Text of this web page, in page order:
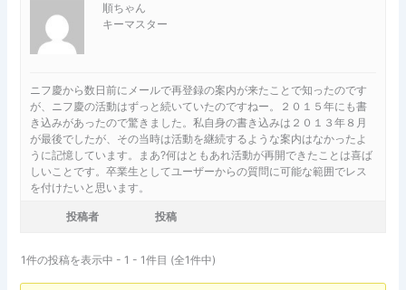
順ちゃん
キーマスター
ニフ慶から数日前にメールで再登録の案内が来たことで知ったのです
が、ニフ慶の活動はずっと続いていたのですねー。２０１５年にも書
き込みがあったので驚きました。私自身の書き込みは２０１３年８月
が最後でしたが、その当時は活動を継続するような案内はなかったよ
うに記憶しています。まあ?何はともあれ活動が再開できたことは喜ば
しいことです。卒業生としてユーザーからの質問に可能な範囲でレス
を付けたいと思います。
投稿者 投稿
1件の投稿を表示中 - 1 - 1件目 (全1件中)